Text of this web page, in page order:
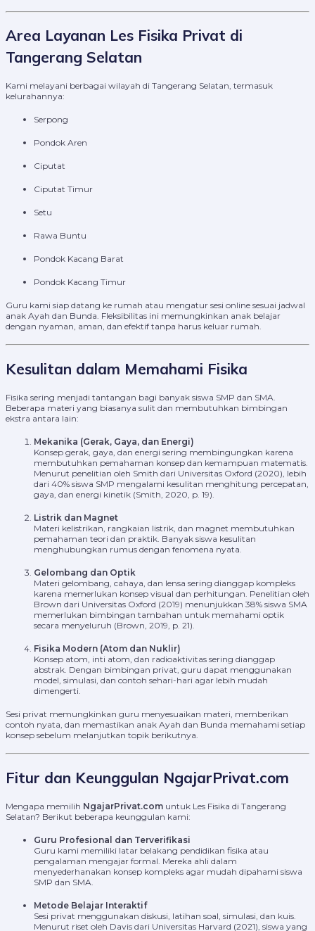
Area Layanan Les Fisika Privat di
Tangerang Selatan
Kami melayani berbagai wilayah di Tangerang Selatan, termasuk
kelurahannya:
Serpong
Pondok Aren
Ciputat
Ciputat Timur
Setu
Rawa Buntu
Pondok Kacang Barat
Pondok Kacang Timur
Guru kami siap datang ke rumah atau mengatur sesi online sesuai jadwal
anak Ayah dan Bunda. Fleksibilitas ini memungkinkan anak belajar
dengan nyaman, aman, dan efektif tanpa harus keluar rumah.
Kesulitan dalam Memahami Fisika
Fisika sering menjadi tantangan bagi banyak siswa SMP dan SMA.
Beberapa materi yang biasanya sulit dan membutuhkan bimbingan
ekstra antara lain:
Mekanika (Gerak, Gaya, dan Energi)
Konsep gerak, gaya, dan energi sering membingungkan karena
membutuhkan pemahaman konsep dan kemampuan matematis.
Menurut penelitian oleh Smith dari Universitas Oxford (2020), lebih
dari 40% siswa SMP mengalami kesulitan menghitung percepatan,
gaya, dan energi kinetik (Smith, 2020, p. 19).
Listrik dan Magnet
Materi kelistrikan, rangkaian listrik, dan magnet membutuhkan
pemahaman teori dan praktik. Banyak siswa kesulitan
menghubungkan rumus dengan fenomena nyata.
Gelombang dan Optik
Materi gelombang, cahaya, dan lensa sering dianggap kompleks
karena memerlukan konsep visual dan perhitungan. Penelitian oleh
Brown dari Universitas Oxford (2019) menunjukkan 38% siswa SMA
memerlukan bimbingan tambahan untuk memahami optik
secara menyeluruh (Brown, 2019, p. 21).
Fisika Modern (Atom dan Nuklir)
Konsep atom, inti atom, dan radioaktivitas sering dianggap
abstrak. Dengan bimbingan privat, guru dapat menggunakan
model, simulasi, dan contoh sehari-hari agar lebih mudah
dimengerti.
Sesi privat memungkinkan guru menyesuaikan materi, memberikan
contoh nyata, dan memastikan anak Ayah dan Bunda memahami setiap
konsep sebelum melanjutkan topik berikutnya.
Fitur dan Keunggulan NgajarPrivat.com
Mengapa memilih NgajarPrivat.com untuk Les Fisika di Tangerang
Selatan? Berikut beberapa keunggulan kami:
Guru Profesional dan Terverifikasi
Guru kami memiliki latar belakang pendidikan fisika atau
pengalaman mengajar formal. Mereka ahli dalam
menyederhanakan konsep kompleks agar mudah dipahami siswa
SMP dan SMA.
Metode Belajar Interaktif
Sesi privat menggunakan diskusi, latihan soal, simulasi, dan kuis.
Menurut riset oleh Davis dari Universitas Harvard (2021), siswa yang